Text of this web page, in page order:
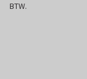
BTW.